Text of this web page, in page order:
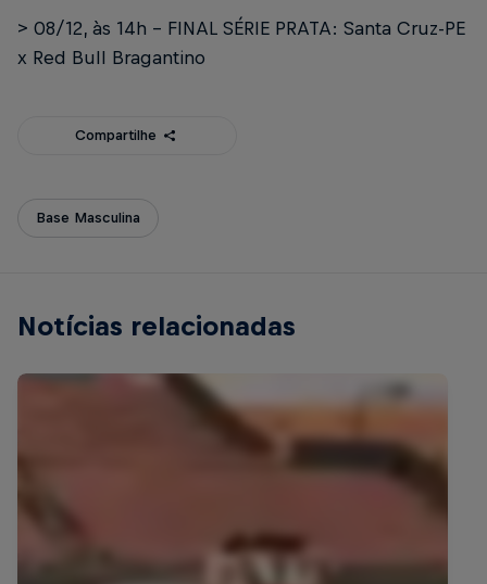
> 08/12, às 14h – FINAL SÉRIE PRATA: Santa Cruz-PE
x Red Bull Bragantino
Compartilhe
Base Masculina
Notícias relacionadas